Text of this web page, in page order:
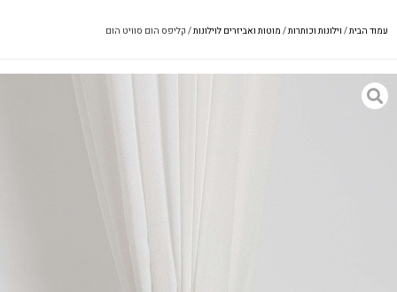
עמוד הבית/ וילונות וכותרות/ מוטות ואביזרים לוילונות/ קליפס הום סוויט הום